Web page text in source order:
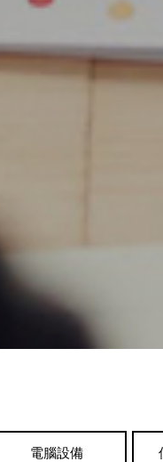
電腦設備